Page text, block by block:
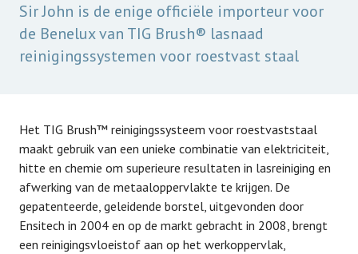
Sir John is de enige officiële importeur voor
de Benelux van TIG Brush® lasnaad
reinigingssystemen voor roestvast staal
Het TIG Brush™ reinigingssysteem voor roestvaststaal
maakt gebruik van een unieke combinatie van elektriciteit,
hitte en chemie om superieure resultaten in lasreiniging en
afwerking van de metaaloppervlakte te krijgen. De
gepatenteerde, geleidende borstel, uitgevonden door
Ensitech in 2004 en op de markt gebracht in 2008, brengt
een reinigingsvloeistof aan op het werkoppervlak,